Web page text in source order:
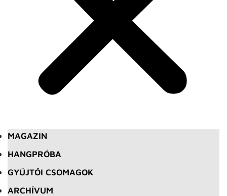
MAGAZIN
HANGPRÓBA
GYŰJTŐI CSOMAGOK
ARCHÍVUM